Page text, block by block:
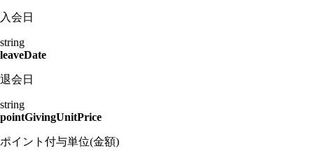
入会日
string
leaveDate
退会日
string
pointGivingUnitPrice
ポイント付与単位(金額)